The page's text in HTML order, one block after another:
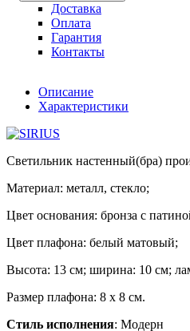
Доставка
Оплата
Гарантия
Контакты
Описание
Характеристики
Светильник настенный(бра)
Материал: металл, стекло;
Цвет основания: бронза с
Цвет плафона: белый матовый;
Высота: 13 см; ширина: 10 см;
Размер плафона: 8 х 8 см.
Стиль исполнения: Модерн